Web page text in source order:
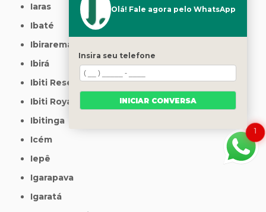
Iaras
Ibaté
Ibirarema
Ibirá
Ibiti Reserva
Ibiti Royal
Ibitinga
Icém
Iepê
Igarapava
Igaratá
1
Olá! Fale agora pelo WhatsApp
Insira seu telefone
INICIAR CONVERSA